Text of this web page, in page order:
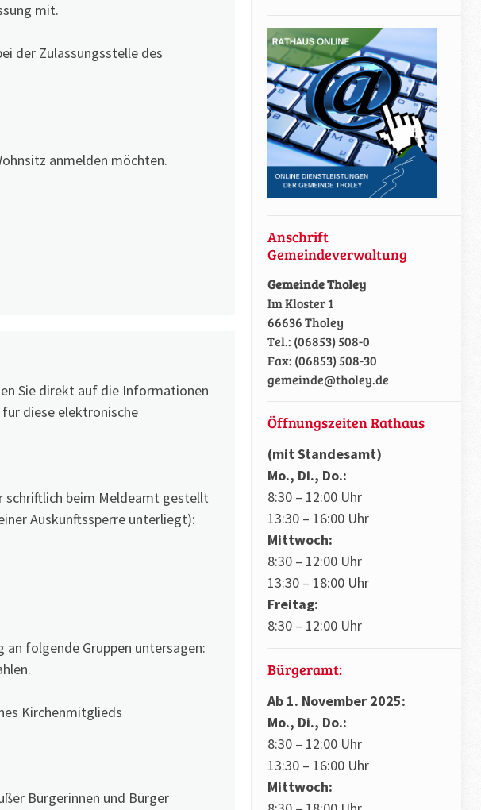
mit.
der Zulassungsstelle des
anmelden möchten.
Sie direkt auf die Informationen
diese elektronische
schriftlich beim Meldeamt gestellt
Auskunftssperre unterliegt):
folgende Gruppen untersagen:
Kirchenmitglieds
Bürgerinnen und Bürger
Anschrift
Gemeindeverwaltung
Gemeinde Tholey
Im Kloster 1
66636 Tholey
Tel.: (06853) 508-0
Fax: (06853) 508-30
gemeinde@tholey.de
Öffnungszeiten Rathaus
(mit Standesamt)
Mo., Di., Do.:
8:30 – 12:00 Uhr
13:30 – 16:00 Uhr
Mittwoch:
8:30 – 12:00 Uhr
13:30 – 18:00 Uhr
Freitag:
8:30 – 12:00 Uhr
Bürgeramt:
Ab 1. November 2025:
Mo., Di., Do.:
8:30 – 12:00 Uhr
13:30 – 16:00 Uhr
Mittwoch: